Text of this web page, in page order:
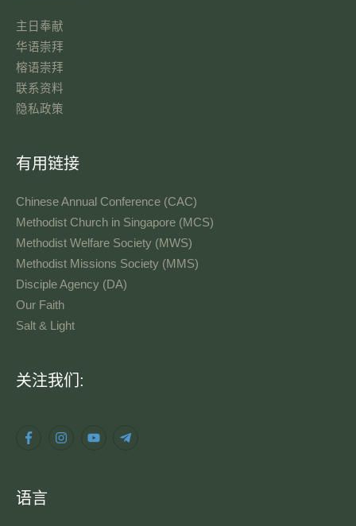
主日奉献​
华语崇拜
榕语崇拜
联系资料​
隐私政策
有用链接
Chinese Annual Conference (CAC)
Methodist Church in Singapore (MCS)
Methodist Welfare Society (MWS)
Methodist Missions Society (MMS)
Disciple Agency (DA)
Our Faith
Salt & Light
关注我们:
语言
语